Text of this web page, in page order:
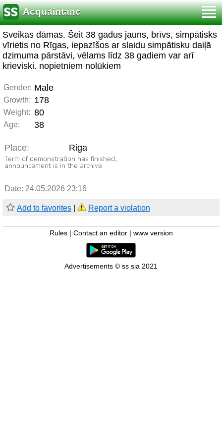
Acquaintanc
Sveikas dāmas. Šeit 38 gadus jauns, brīvs, simpātisks
vīrietis no Rīgas, iepazīšos ar slaidu simpātisku daiļā
dzimuma pārstāvi, vēlams līdz 38 gadiem var arī
krieviski. nopietniem nolūkiem
Gender: Male
Growth: 178
Weight: 80
Age: 38
Place: Riga
Date: 24.05.2026 23:16
Add to favorites Report a violation
Rules Contact an editor www version
Advertisements © ss sia 2021